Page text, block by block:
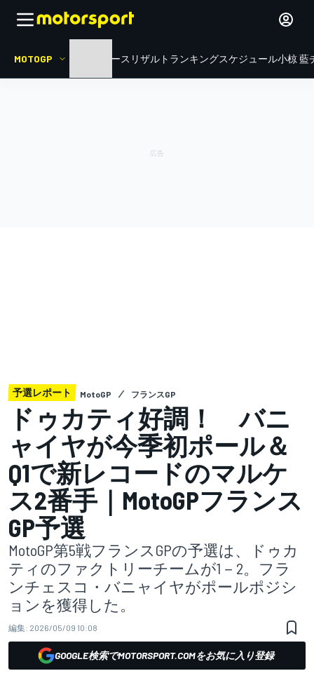
MOTOGP ニュース リザルト ランキングスケジュール小椋 藍
予選レポート MotoGP フランスGP
ドゥカティ好調！ バニ
ャイヤが今季初ポール＆
Q1で新レコードのマルケ
ス2番手｜MotoGPフランス
GP予選
MotoGP第5戦フランスGPの予選は、ドゥカ
ティのファクトリーチームが1－2。フラ
ンチェスコ・バニャイヤがポールポジシ
ョンを獲得した。
編集: 2026/05/09 10:08
GOOGLE検索でMOTORSPORT.COMをお気に入り登録